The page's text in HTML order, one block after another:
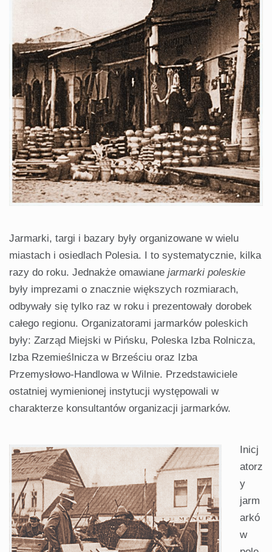
Jarmarki, targi i bazary były organizowane w wielu
miastach i osiedlach Polesia. I to systematycznie, kilka
razy do roku. Jednakże omawiane jarmarki poleskie
były imprezami o znacznie większych rozmiarach,
odbywały się tylko raz w roku i prezentowały dorobek
całego regionu. Organizatorami jarmarków poleskich
były: Zarząd Miejski w Pińsku, Poleska Izba Rolnicza,
Izba Rzemieślnicza w Brześciu oraz Izba
Przemysłowo-Handlowa w Wilnie. Przedstawiciele
ostatniej wymienionej instytucji występowali w
charakterze konsultantów organizacji jarmarków.
Inicj
atorz
y
jarm
arkó
w